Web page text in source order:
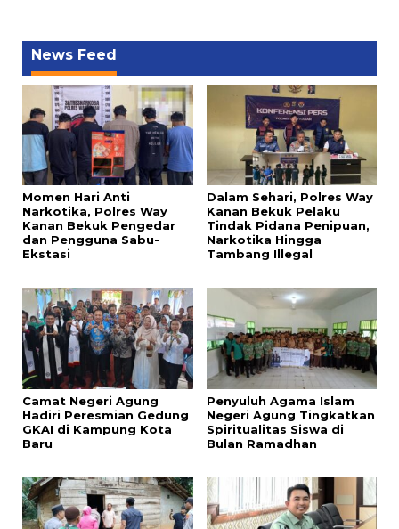
News Feed
Momen Hari Anti
Narkotika, Polres Way
Kanan Bekuk Pengedar
dan Pengguna Sabu-
Ekstasi
Dalam Sehari, Polres Way
Kanan Bekuk Pelaku
Tindak Pidana Penipuan,
Narkotika Hingga
Tambang Illegal
Camat Negeri Agung
Hadiri Peresmian Gedung
GKAI di Kampung Kota
Baru
Penyuluh Agama Islam
Negeri Agung Tingkatkan
Spiritualitas Siswa di
Bulan Ramadhan